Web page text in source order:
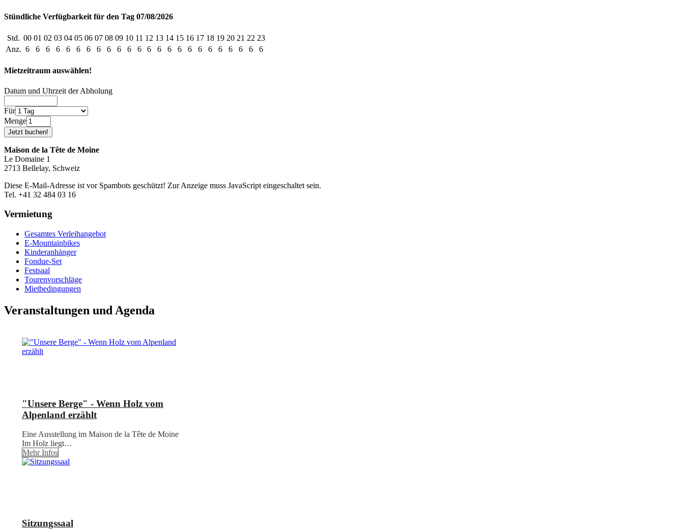
Stündliche Verfügbarkeit für den Tag 07/08/2026
Std. 00 01 02 03 04 05 06 07 08 09 10 11 12 13 14 15 16 17 18 19 20 21 22 23
Anz. 6 6 6 6 6 6 6 6 6 6 6 6 6 6 6 6 6 6 6 6 6 6 6 6
Mietzeitraum auswählen!
Datum und Uhrzeit der Abholung
Für
Menge
Maison de la Tête de Moine
Le Domaine 1
2713 Bellelay, Schweiz
Diese E-Mail-Adresse ist vor Spambots geschützt! Zur Anzeige muss JavaScript eingeschaltet sein.
Tel. +41 32 484 03 16
Vermietung
Gesamtes Verleihangebot
E-Mountainbikes
Kinderanhänger
Fondue-Set
Festsaal
Tourenvorschläge
Mietbedingungen
Veranstaltungen und Agenda
"Unsere Berge" - Wenn Holz vom
Alpenland erzählt
Eine Ausstellung im Maison de la Tête de Moine
Im Holz liegt…
Mehr Infos
Sitzungssaal